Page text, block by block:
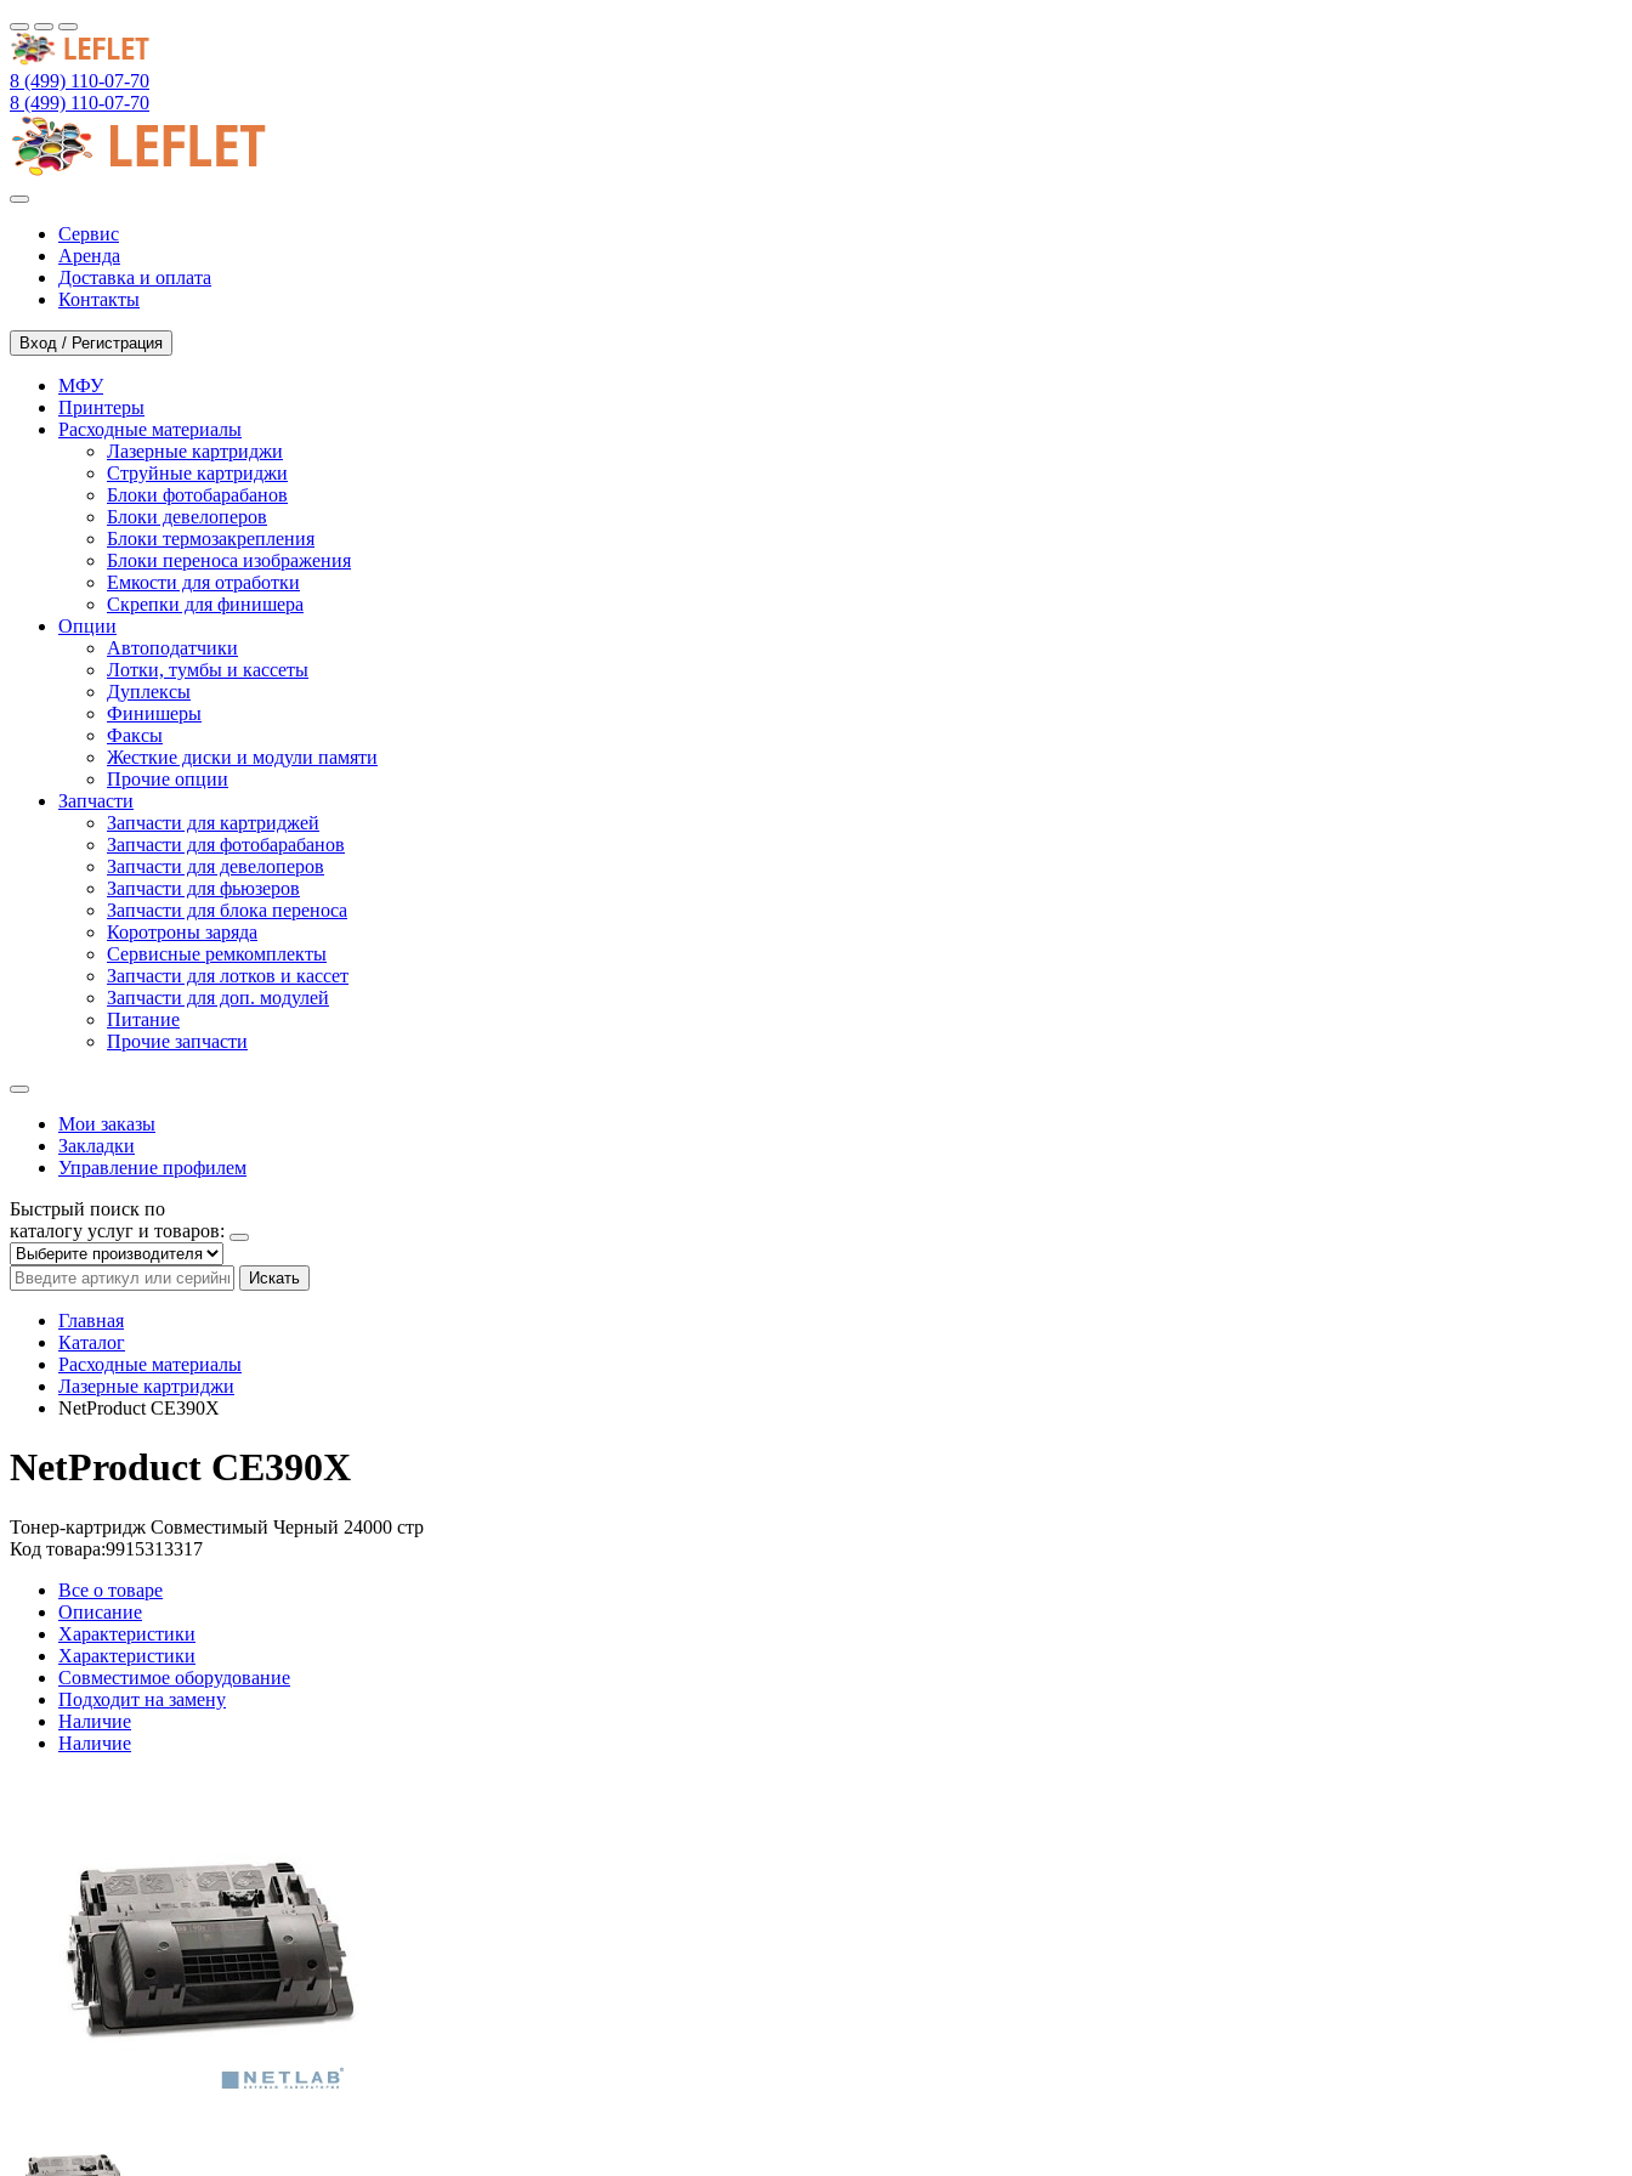
8 (499) 110-07-70
8 (499) 110-07-70
Сервис
Аренда
Доставка и оплата
Контакты
Вход / Регистрация
МФУ
Принтеры
Расходные материалы
Лазерные картриджи
Струйные картриджи
Блоки фотобарабанов
Блоки девелоперов
Блоки термозакрепления
Блоки переноса изображения
Емкости для отработки
Скрепки для финишера
Опции
Автоподатчики
Лотки, тумбы и кассеты
Дуплексы
Финишеры
Факсы
Жесткие диски и модули памяти
Прочие опции
Запчасти
Запчасти для картриджей
Запчасти для фотобарабанов
Запчасти для девелоперов
Запчасти для фьюзеров
Запчасти для блока переноса
Коротроны заряда
Сервисные ремкомплекты
Запчасти для лотков и кассет
Запчасти для доп. модулей
Питание
Прочие запчасти
Мои заказы
Закладки
Управление профилем
Быстрый поиск по
каталогу услуг и товаров:
Искать
Главная
Каталог
Расходные материалы
Лазерные картриджи
NetProduct CE390X
NetProduct CE390X
Тонер-картридж Совместимый Черный 24000 стр
Код товара:9915313317
Все о товаре
Описание
Характеристики
Характеристики
Совместимое оборудование
Подходит на замену
Наличие
Наличие